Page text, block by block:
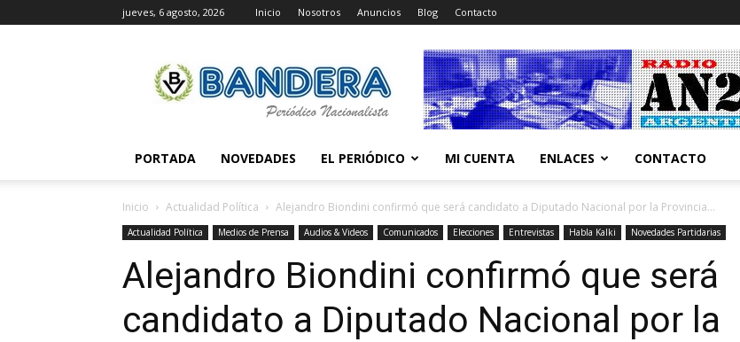
jueves, 6 agosto, 2026 Inicio Nosotros Anuncios Blog Contacto
Bandera
PORTADA NOVEDADES EL PERIÓDICO MI CUENTA ENLACES CONTACTO
Inicio Actualidad Política Alejandro Biondini confirmó que será candidato a Diputado Nacional por la Provincia...
Actualidad Política Medios de Prensa Audios & Videos Comunicados Elecciones Entrevistas Habla Kalki Novedades Partidarias
Alejandro Biondini confirmó que será
candidato a Diputado Nacional por la